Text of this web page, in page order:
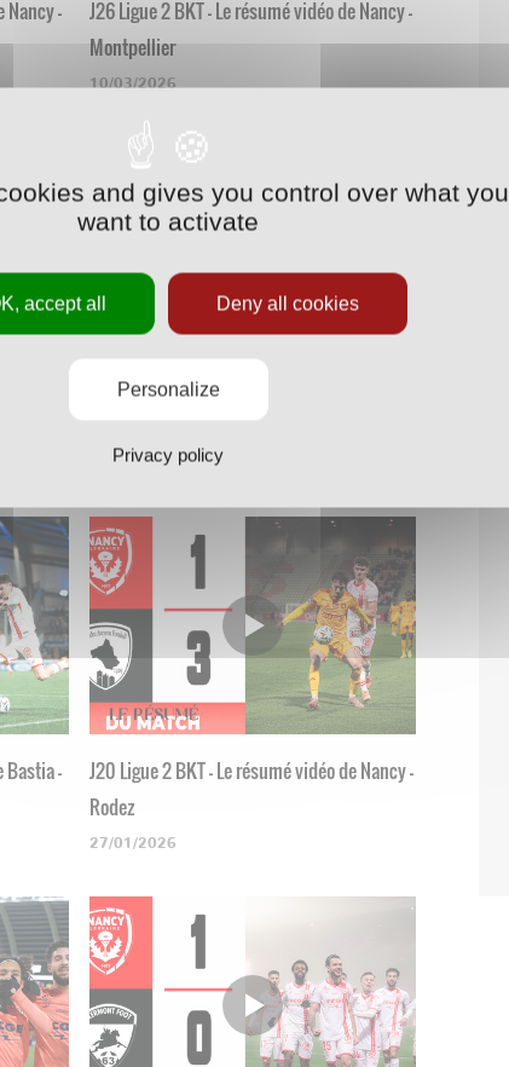
Nancy -
J26 Ligue 2 BKT - Le résumé vidéo de Nancy -
Montpellier
10/03/2026
-
J23 Ligue 2 BKT - Le résumé vidéo de Red
Star - Nancy
16/02/2026
Bastia -
J20 Ligue 2 BKT - Le résumé vidéo de Nancy -
Rodez
27/01/2026
and gives you control over what you
want to activate
accept all Deny all cookies
Personalize
Privacy policy